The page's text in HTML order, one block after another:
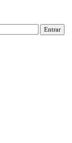
Entrar